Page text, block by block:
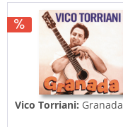
Vico Torriani: Granada